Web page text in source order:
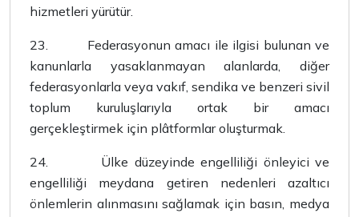
hizmetleri yürütür.
23.
Federasyonun amacı ile ilgisi bulunan ve
kanunlarla yasaklanmayan alanlarda, diğer
federasyonlarla veya vakıf, sendika ve benzeri sivil
toplum kuruluşlarıyla ortak bir amacı
gerçekleştirmek için plâtformlar oluşturmak.
24.
Ülke düzeyinde engelliliği önleyici ve
engelliliği meydana getiren nedenleri azaltıcı
önlemlerin alınmasını sağlamak için basın, medya